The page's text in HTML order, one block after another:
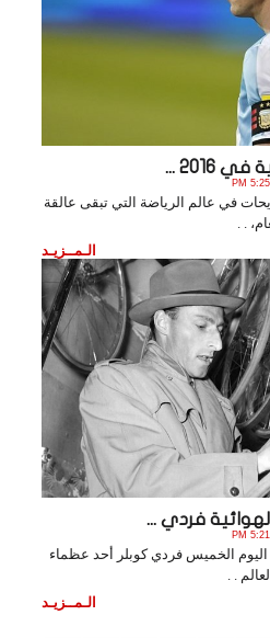
2016 ...
في عالم الرياضة التي تبقى عالقة
. .
الـمــزيـد
فردي ...
97 عاماً توفي اليوم الخميس فردي كوبلر أحد عظماء
. .
الـمــزيـد